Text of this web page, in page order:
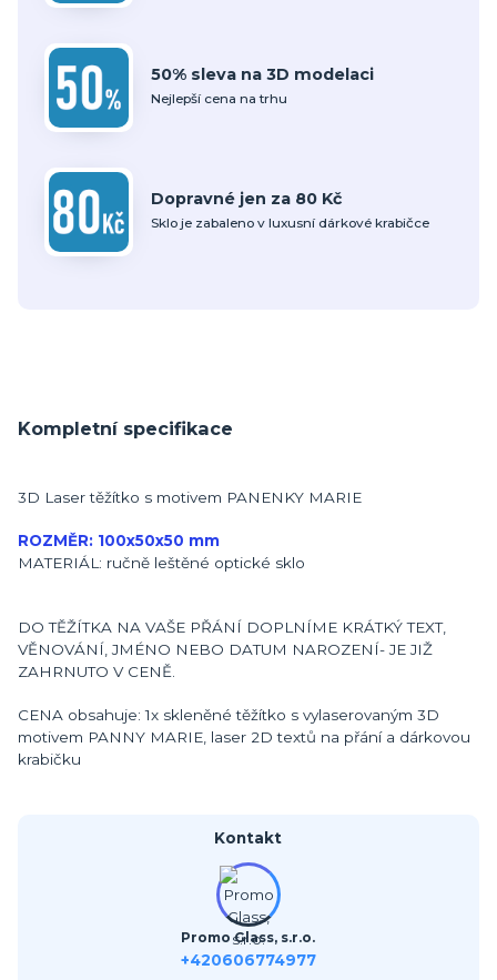
50% sleva na 3D modelaci
Nejlepší cena na trhu
Dopravné jen za 80 Kč
Sklo je zabaleno v luxusní dárkové krabičce
Kompletní specifikace
3D Laser těžítko s motivem PANENKY MARIE
ROZMĚR: 100x50x50 mm
MATERIÁL: ručně leštěné optické sklo
DO TĚŽÍTKA NA VAŠE PŘÁNÍ DOPLNÍME KRÁTKÝ TEXT,
VĚNOVÁNÍ, JMÉNO NEBO DATUM NAROZENÍ- JE JIŽ
ZAHRNUTO V CENĚ.
CENA obsahuje: 1x skleněné těžítko s vylaserovaným 3D
motivem PANNY MARIE, laser 2D textů na přání a dárkovou
krabičku
Kontakt
Promo Glass, s.r.o.
+420606774977